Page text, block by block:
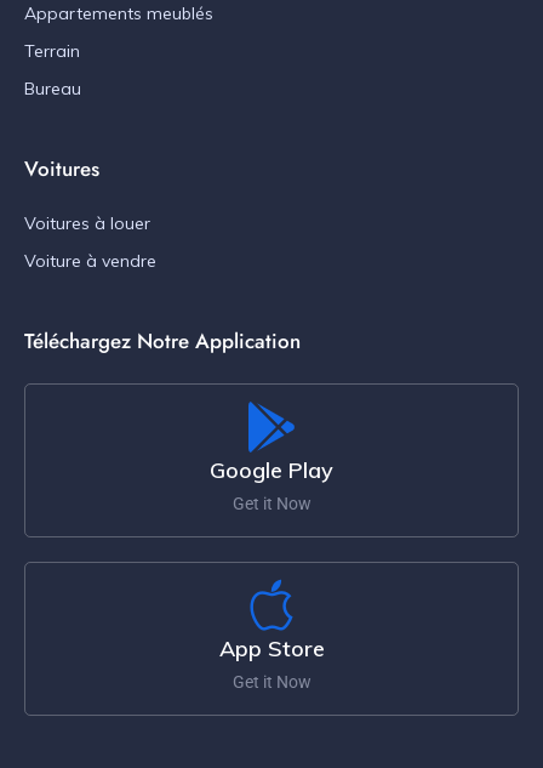
Appartements meublés
Terrain
Bureau
Voitures
Voitures à louer
Voiture à vendre
Téléchargez Notre Application
Google Play
Get it Now
App Store
Get it Now